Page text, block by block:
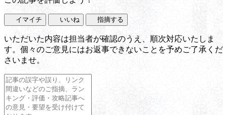
イマイチ いいね 指摘する
いただいた内容は担当者が確認のうえ、順次対応いたしま
す。個々のご意見にはお返事できないことを予めご了承くだ
さいませ。